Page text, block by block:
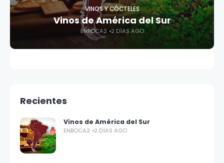
VINOS Y CÓCTELES
Vinos de América del Sur
ENBOCA2 2 DÍAS AGO
Recientes
Vinos de América del Sur
ENBOCA2 2 DÍAS AGO